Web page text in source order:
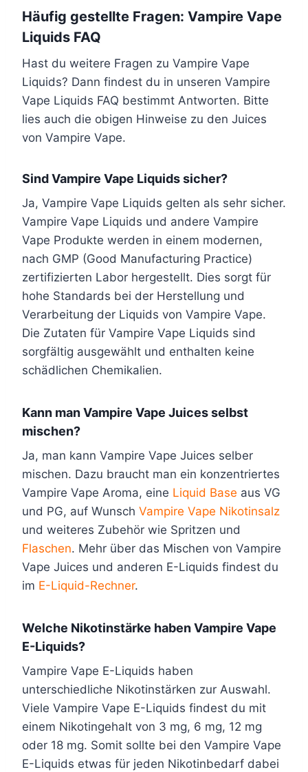
Häufig gestellte Fragen: Vampire Vape
Liquids FAQ
Hast du weitere Fragen zu Vampire Vape
Liquids? Dann findest du in unseren Vampire
Vape Liquids FAQ bestimmt Antworten. Bitte
lies auch die obigen Hinweise zu den Juices
von Vampire Vape.
Sind Vampire Vape Liquids sicher?
Ja, Vampire Vape Liquids gelten als sehr sicher.
Vampire Vape Liquids und andere Vampire
Vape Produkte werden in einem modernen,
nach GMP (Good Manufacturing Practice)
zertifizierten Labor hergestellt. Dies sorgt für
hohe Standards bei der Herstellung und
Verarbeitung der Liquids von Vampire Vape.
Die Zutaten für Vampire Vape Liquids sind
sorgfältig ausgewählt und enthalten keine
schädlichen Chemikalien.
Kann man Vampire Vape Juices selbst
mischen?
Ja, man kann Vampire Vape Juices selber
mischen. Dazu braucht man ein konzentriertes
Vampire Vape Aroma, eine Liquid Base aus VG
und PG, auf Wunsch Vampire Vape Nikotinsalz
und weiteres Zubehör wie Spritzen und
Flaschen. Mehr über das Mischen von Vampire
Vape Juices und anderen E-Liquids findest du
im E-Liquid-Rechner.
Welche Nikotinstärke haben Vampire Vape
E-Liquids?
Vampire Vape E-Liquids haben
unterschiedliche Nikotinstärken zur Auswahl.
Viele Vampire Vape E-Liquids findest du mit
einem Nikotingehalt von 3 mg, 6 mg, 12 mg
oder 18 mg. Somit sollte bei den Vampire Vape
E-Liquids etwas für jeden Nikotinbedarf dabei